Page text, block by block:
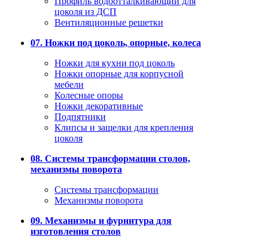
цоколя из ДСП
Вентиляционные решетки
07. Ножки под цоколь, опорные, колеса
Ножки для кухни под цоколь
Ножки опорные для корпусной
мебели
Колесные опоры
Ножки декоративные
Подпятники
Клипсы и защелки для крепления
цоколя
08. Системы трансформации столов,
механизмы поворота
Системы трансформации
Механизмы поворота
09. Механизмы и фурнитура для
изготовления столов